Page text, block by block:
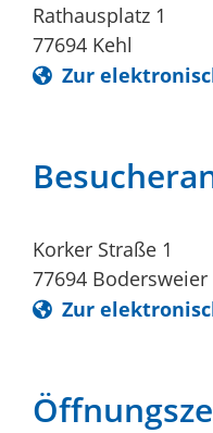
Rathausplatz 1
77694 Kehl
Zur
Korker Straße 1
77694 Bodersweier
Zur